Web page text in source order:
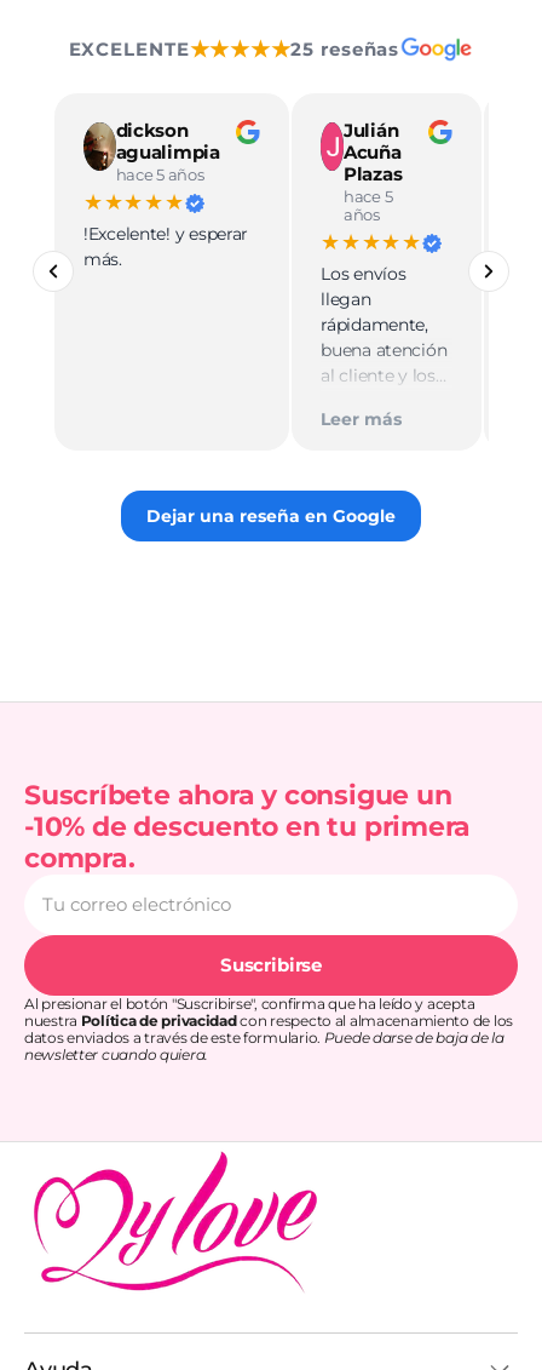
EXCELENTE★★★★★25 reseñas
dickson
agualimpia
hace 5 años
★★★★★
!Excelente! y esperar
más.
Julián
Acuña
Plazas
hace 5
años
★★★★★
Los envíos
llegan
rápidamente,
buena atención
al cliente y los
discretos.
Leer más
Dejar una reseña en Google
Suscríbete ahora y consigue un
-10% de descuento en tu primera
compra.
correo
electrónico
Suscribirse
Al presionar el botón "Suscribirse", confirma que ha leído y acepta
nuestra Política de privacidadcon respecto al almacenamiento de los
datos enviados a través de este formulario. Puede darse de baja de la
newsletter cuando quiera.